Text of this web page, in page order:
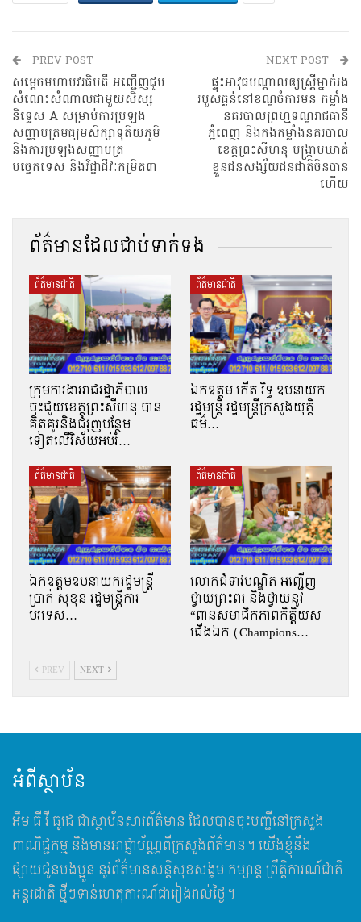
PREV POST
សម្តេចមហាបវរធិបតី អញ្ជើញជួប
សំណេះសំណាលជាមួយសិស្ស
និទ្ទេស A សម្រាប់ការប្រឡង
សញ្ញាបត្រមធ្យមសិក្សាទុតិយភូមិ
និងការប្រឡងសញ្ញាបត្រ
បច្ចេកទេស និងវិជ្ជាជីវៈកម្រិត៣
NEXT POST
ផ្ទុះអាវុធបណ្តាលឲ្យស្រ្តីម្នាក់រង
របួសធ្ងន់នៅខណ្ឌចំការមន កម្លាំង
នគរបាលព្រហ្មទណ្ឌរាជធានី
ភ្នំពេញ និងកងកម្លាំងនគរបាល
ខេត្តព្រះសីហនុ បង្រ្កាបឃាត់
ខ្លួនជនសង្ស័យជនជាតិចិនបាន
ហើយ
ព័ត៌មានដែលជាប់ទាក់ទង
ព័ត៌មានជាតិ
ក្រុមការងាររាជរដ្ឋាភិបាល
ចុះជួយខេត្តព្រះសីហនុ បាន
គិតគូរនិងជំរុញបន្ថែម
ទៀតលើវិស័យអប់រំ…
ព័ត៌មានជាតិ
ឯកឧត្តម កើត រិទ្ធ ឧបនាយក
រដ្ឋមន្ត្រី រដ្ឋមន្ត្រីក្រសួងយុត្តិ
ធម៌…
ព័ត៌មានជាតិ
ឯកឧត្តមឧបនាយករដ្ឋមន្រ្តី
ប្រាក់ សុខុន រដ្ឋមន្រ្តីការ
បរទេស…
ព័ត៌មានជាតិ
លោកជំទាវបណ្ឌិត អញ្ជើញ
ថ្វាយព្រះពរ និងថ្វាយនូវ
“ពានសមាជិកភាពកិត្តិយស
ជើងឯក (Champions…
PREV NEXT
អំពីស្ថាប័ន
អឹម​ ធី វី ធូដេ ជាស្ថាប័នសារព័ត៌មាន ដែលបានចុះបញ្ជីនៅក្រសួង
ពាណិជ្ជកម្ម និងមានអាជ្ញាប័ណ្ណពីក្រសួងព័ត៌មាន។ យើងខ្ញុំនឹង
ផ្សាយជូនបងប្អូន នូវព័ត៌មានសន្តិសុខសង្គម កម្សាន្ត ព្រឹត្តិការណ៍ជាតិ
អន្តរជាតិ ថ្មីៗទាន់ហេតុការណ៍ជារៀងរាល់ថ្ងៃ។